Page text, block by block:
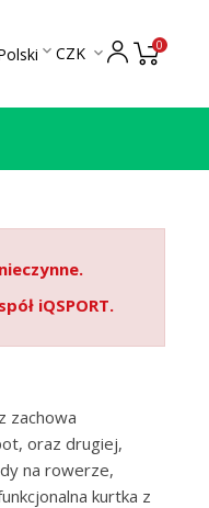
 CZK  0
iQSPORT.
zachowa
oraz drugiej,
na rowerze,
kurtka z